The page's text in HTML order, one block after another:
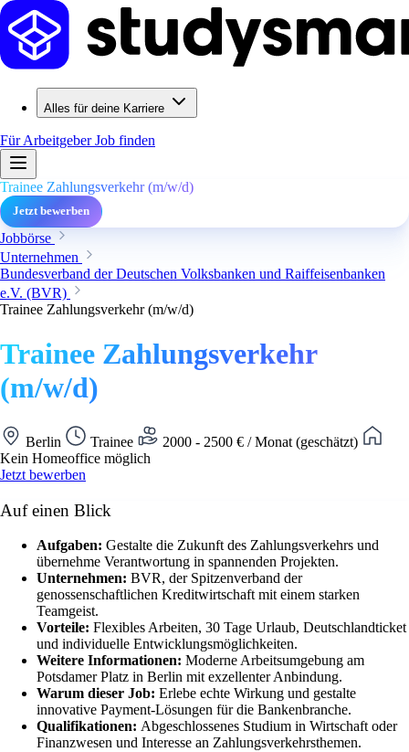
Alles für deine Karriere
Für ArbeitgeberJob finden
Trainee Zahlungsverkehr (m/w/d)
Jetzt bewerben
Jobbörse
Unternehmen
Bundesverband der Deutschen Volksbanken und Raiffeisenbanken
e.V. (BVR)
Trainee Zahlungsverkehr (m/w/d)
Trainee Zahlungsverkehr
(m/w/d)
Berlin Trainee
2000 - 2500 € / Monat (geschätzt)
Kein Homeoffice möglich
Jetzt bewerben
Auf einen Blick
Aufgaben: Gestalte die Zukunft des Zahlungsverkehrs und
übernehme Verantwortung in spannenden Projekten.
Unternehmen: BVR, der Spitzenverband der
genossenschaftlichen Kreditwirtschaft mit einem starken
Teamgeist.
Vorteile: Flexibles Arbeiten, 30 Tage Urlaub, Deutschlandticket
und individuelle Entwicklungsmöglichkeiten.
Weitere Informationen: Moderne Arbeitsumgebung am
Potsdamer Platz in Berlin mit exzellenter Anbindung.
Warum dieser Job: Erlebe echte Wirkung und gestalte
innovative Payment-Lösungen für die Bankenbranche.
Qualifikationen: Abgeschlossenes Studium in Wirtschaft oder
Finanzwesen und Interesse an Zahlungsverkehrsthemen.